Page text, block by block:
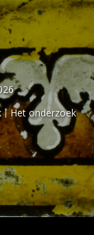
Het onderzoek